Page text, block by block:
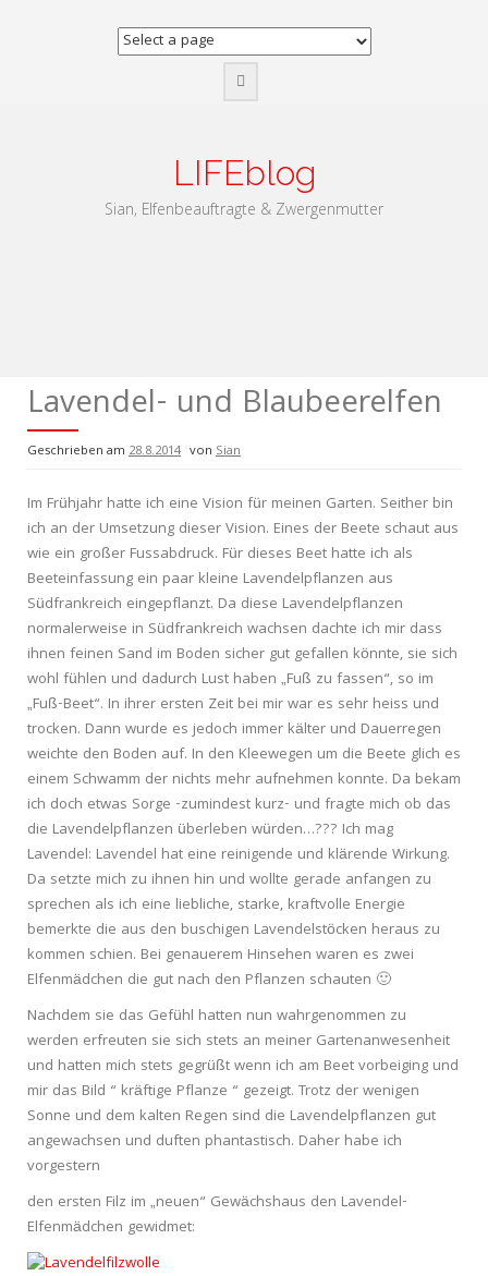
LIFEblog
Sian, Elfenbeauftragte & Zwergenmutter
Lavendel- und Blaubeerelfen
Geschrieben am 28.8.2014 von Sian
Im Frühjahr hatte ich eine Vision für meinen Garten. Seither bin
ich an der Umsetzung dieser Vision. Eines der Beete schaut aus
wie ein großer Fussabdruck. Für dieses Beet hatte ich als
Beeteinfassung ein paar kleine Lavendelpflanzen aus
Südfrankreich eingepflanzt. Da diese Lavendelpflanzen
normalerweise in Südfrankreich wachsen dachte ich mir dass
ihnen feinen Sand im Boden sicher gut gefallen könnte, sie sich
wohl fühlen und dadurch Lust haben „Fuß zu fassen“, so im
„Fuß-Beet“. In ihrer ersten Zeit bei mir war es sehr heiss und
trocken. Dann wurde es jedoch immer kälter und Dauerregen
weichte den Boden auf. In den Kleewegen um die Beete glich es
einem Schwamm der nichts mehr aufnehmen konnte. Da bekam
ich doch etwas Sorge -zumindest kurz- und fragte mich ob das
die Lavendelpflanzen überleben würden…??? Ich mag
Lavendel: Lavendel hat eine reinigende und klärende Wirkung.
Da setzte mich zu ihnen hin und wollte gerade anfangen zu
sprechen als ich eine liebliche, starke, kraftvolle Energie
bemerkte die aus den buschigen Lavendelstöcken heraus zu
kommen schien. Bei genauerem Hinsehen waren es zwei
Elfenmädchen die gut nach den Pflanzen schauten 🙂
Nachdem sie das Gefühl hatten nun wahrgenommen zu
werden erfreuten sie sich stets an meiner Gartenanwesenheit
und hatten mich stets gegrüßt wenn ich am Beet vorbeiging und
mir das Bild “ kräftige Pflanze “ gezeigt. Trotz der wenigen
Sonne und dem kalten Regen sind die Lavendelpflanzen gut
angewachsen und duften phantastisch. Daher habe ich
vorgestern
den ersten Filz im „neuen“ Gewächshaus den Lavendel-
Elfenmädchen gewidmet: